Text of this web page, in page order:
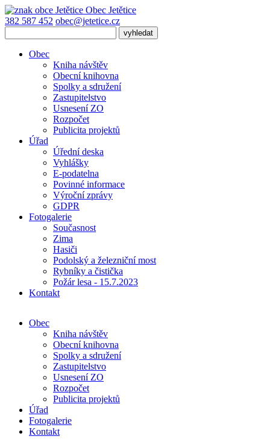
Obec Jetětice
382 587 452 obec@jetetice.cz
Obec
Kniha návštěv
Obecní knihovna
Spolky a sdružení
Zastupitelstvo
Usnesení ZO
Rozpočet
Publicita projektů
Úřad
Úřední deska
Vyhlášky
E-podatelna
Povinné informace
Výroční zprávy
GDPR
Fotogalerie
Současnost
Zima
Hasiči
Podolský a železniční most
Rybníky a čistička
Požár lesa - 15.7.2023
Kontakt
Obec
Kniha návštěv
Obecní knihovna
Spolky a sdružení
Zastupitelstvo
Usnesení ZO
Rozpočet
Publicita projektů
Úřad
Fotogalerie
Kontakt